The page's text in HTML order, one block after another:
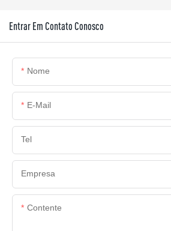
Entrar Em Contato Conosco
Nome
E-Mail
Tel
Empresa
Contente